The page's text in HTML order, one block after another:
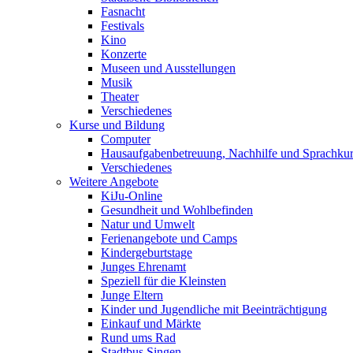
Fasnacht
Festivals
Kino
Konzerte
Museen und Ausstellungen
Musik
Theater
Verschiedenes
Kurse und Bildung
Computer
Hausaufgabenbetreuung, Nachhilfe und
Verschiedenes
Weitere Angebote
KiJu-Online
Gesundheit und Wohlbefinden
Natur und Umwelt
Ferienangebote und Camps
Kindergeburtstage
Junges Ehrenamt
Speziell für die Kleinsten
Junge Eltern
Kinder und Jugendliche mit Beeinträchtigung
Einkauf und Märkte
Rund ums Rad